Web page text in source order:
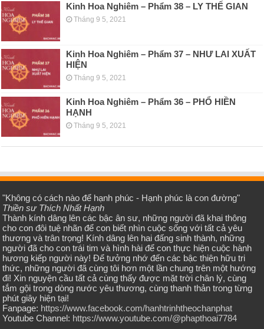
Kinh Hoa Nghiêm – Phẩm 38 – LY THẾ GIAN
Tháng 9 5, 2021
Kinh Hoa Nghiêm – Phẩm 37 – NHƯ LAI XUẤT
HIỆN
Tháng 9 5, 2021
Kinh Hoa Nghiêm – Phẩm 36 – PHỔ HIỀN
HẠNH
Tháng 9 5, 2021
"Không có cách nào để hạnh phúc - Hạnh phúc là con đường"
Thiền sư Thích Nhất Hạnh
Thành kính dâng lên các bậc ân sư, những người đã khai thông
cho con đôi tuệ nhãn để con biết nhìn cuộc sống với tất cả yêu
thương và trân trọng! Kính dâng lên hai đấng sinh thành, những
người đã cho con trái tim và hình hài để con thực hiện cuộc hành
hương kiếp người này! Để tưởng nhớ đến các bậc thiện hữu tri
thức, những người đã cùng tôi hơn một lần chung trên một hướng
đi! Xin nguyện cầu tất cả cùng thấy được mặt trời chân lý, cùng
tắm gội trong dòng nước yêu thương, cùng thanh thản trong từng
phút giây hiện tại!
Fanpage: https://www.facebook.com/hanhtrinhtheochanphat
Youtube Channel: https://www.youtube.com/@phapthoai7784